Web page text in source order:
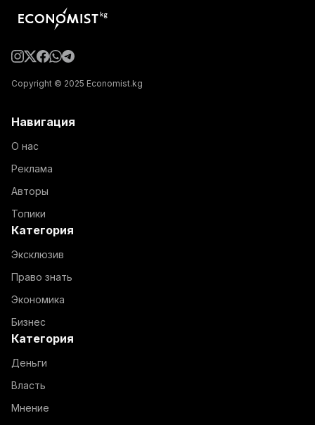
Copyright © 2025 Economist.kg
Навигация
О нас
Реклама
Авторы
Топики
Категория
Эксклюзив
Право знать
Экономика
Бизнес
Категория
Деньги
Власть
Мнение